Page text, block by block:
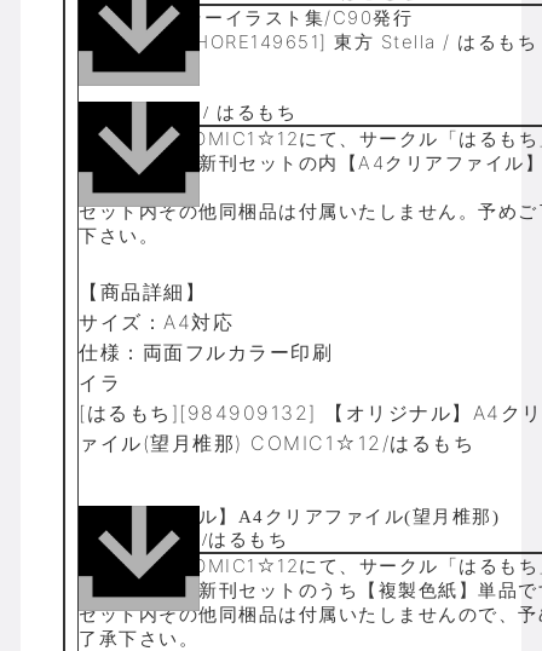
20p/フルカラーイラスト集/C90発行
[はるもち][ZHORE149651] 東方 Stella / はるもち
商品解説■COMIC1☆12にて、サークル「はるも
り頒布された新刊セットの内【A4クリアファイル
セット内その他同梱品は付属いたしません。予め
下さい。
【商品詳細】
サイズ：A4対応
仕様：両面フルカラー印刷
イラ
[はるもち][984909132] 【オリジナル】A4ク
ァイル(望月椎那) COMIC1☆12/はるもち
商品解説■COMIC1☆12にて、サークル「はるも
り頒布された新刊セットのうち【複製色紙】単品
セット内その他同梱品は付属いたしませんので、
了承下さい。